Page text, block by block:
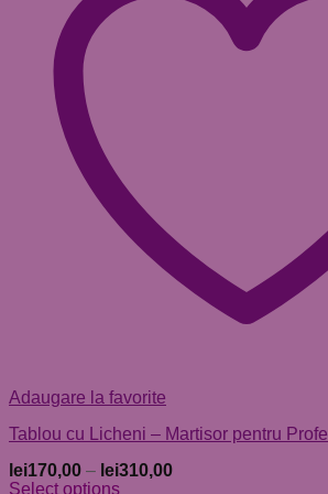
Adaugare la favorite
Tablou cu Licheni – Martisor pentru
lei170,00 – lei310,00
Select options